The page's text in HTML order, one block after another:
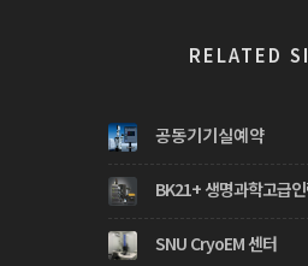
RELATED
공동기기실예약
BK21+ 생명과학고급
SNU CryoEM 센터